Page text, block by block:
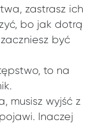
zastrasz ich
bo jak dotrą
być
to na
musisz wyjść z
Inaczej